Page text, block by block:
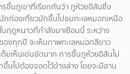
ขึ้นภูเขาที่เรียกกันว่า ภูห้วยอีสันซึ่ง
ท่องเที่ยวมักขึ้นไปชมทะเลหมอกเหนือ
นฤดูหนาวที่กำลังมาเยือนนี้ ระหว่าง
งทุกปี จะเห็นภาพทะเลหมอกสีขาว
มเห็นเด่นชัดมาก การขึ้นภูห้วยอีสันไม่
นไปต้องจอดไว้ข้างล่าง โดยจะมีลาน